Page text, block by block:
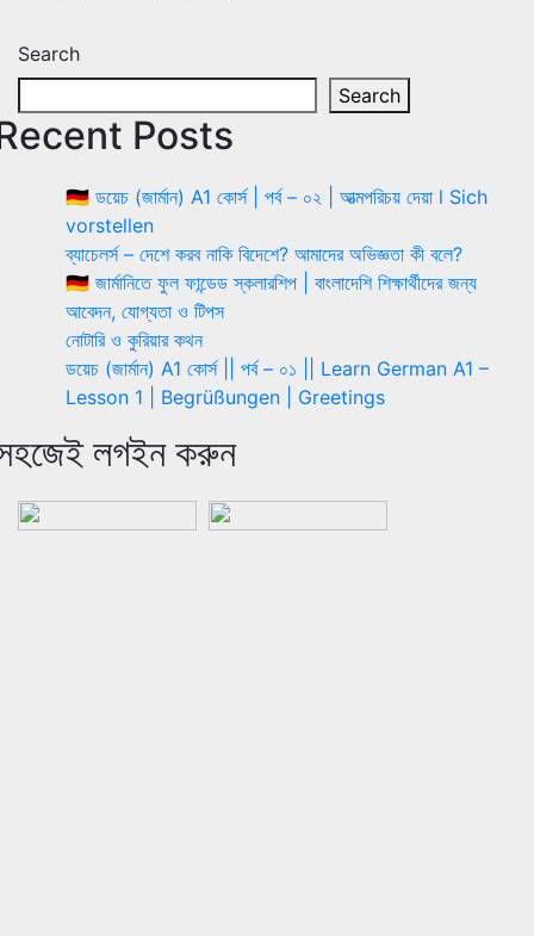
Search
Search
Posts
🇩🇪 ডয়েচ (জার্মান) A1 কোর্স | পর্ব – ০২ | আত্মপরিচয় দেয়া l Sich
vorstellen
ব্যাচেলর্স – দেশে করব নাকি বিদেশে? আমাদের অভিজ্ঞতা কী বলে?
🇩🇪 জার্মানিতে ফুল ফান্ডেড স্কলারশিপ | বাংলাদেশি শিক্ষার্থীদের জন্য
আবেদন, যোগ্যতা ও টিপস
নোটারি ও কুরিয়ার কথন
ডয়েচ (জার্মান) A1 কোর্স || পর্ব – ০১ || Learn German A1 –
Lesson 1 | Begrüßungen | Greetings
লগইন করুন